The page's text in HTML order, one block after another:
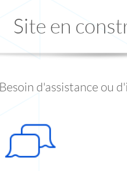
Site en
Besoin d'assistance ou